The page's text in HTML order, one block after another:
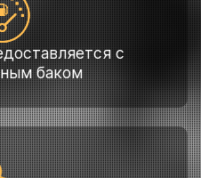
с
баком